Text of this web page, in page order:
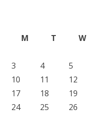
M
T W
3
4 5
10
11 12
17
18 19
24
25 26